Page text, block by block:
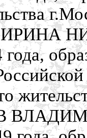
года,